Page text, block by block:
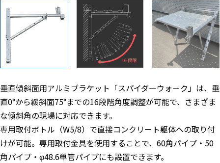
垂直傾斜面用アルミブラケット「スパイダーウォーク」は、垂
直0°から緩斜面75°までの16段階角度調整が可能で、さまざま
な傾斜角の現場に対応できます。
専用取付ボトル（W5/8）で直接コンクリート躯体への取り付
けが可能。専用取付金具を使用することで、60角パイプ・50
角パイプ・φ48.6単管パイプにも設置できます。